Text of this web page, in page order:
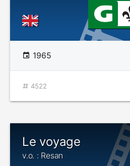
1965
4522
Le voyage
v.o. : Resan